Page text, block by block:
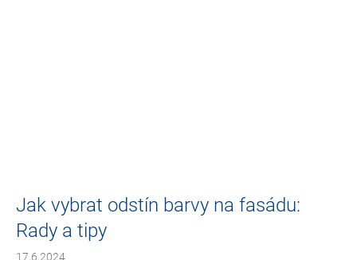
Jak vybrat odstín barvy na fasádu:
Rady a tipy
17.6.2024